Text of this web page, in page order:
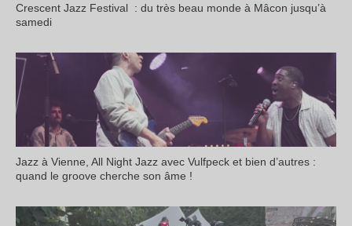
Crescent Jazz Festival : du très beau monde à Mâcon jusqu’à
samedi
Jazz à Vienne, All Night Jazz avec Vulfpeck et bien d’autres :
quand le groove cherche son âme !